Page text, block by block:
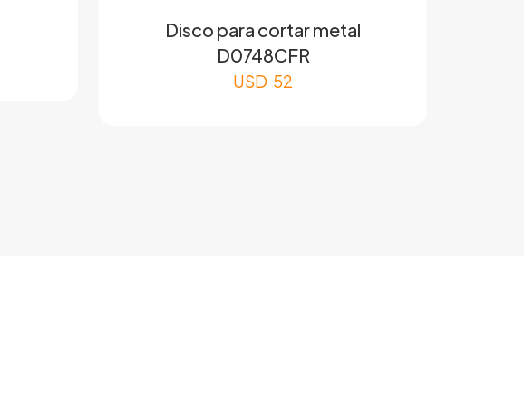
Disco para cortar metal
D0748CFR
USD 52